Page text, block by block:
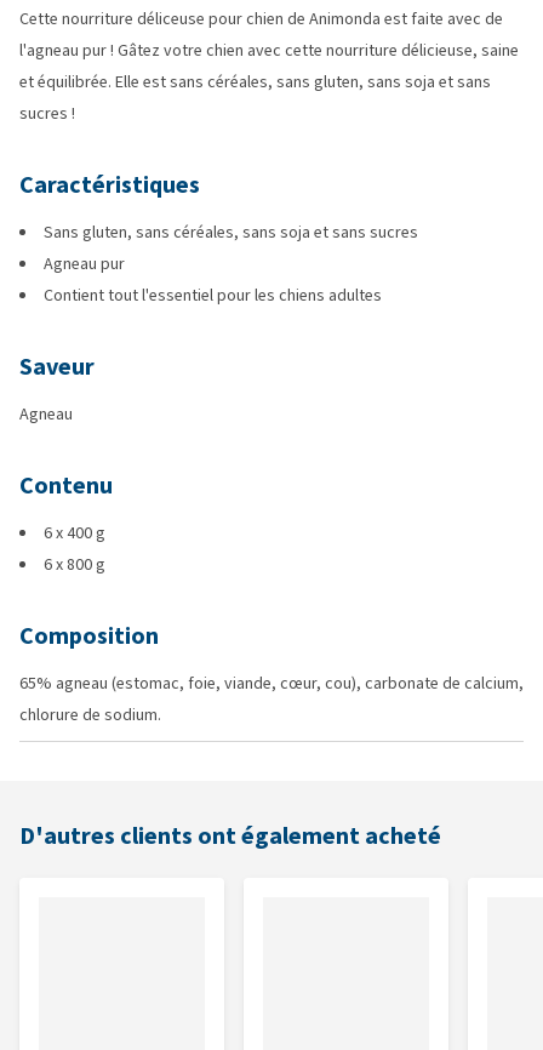
Cette nourriture déliceuse pour chien de Animonda est faite avec de
l'agneau pur ! Gâtez votre chien avec cette nourriture délicieuse, saine
et équilibrée. Elle est sans céréales, sans gluten, sans soja et sans
sucres !
Caractéristiques
Sans gluten, sans céréales, sans soja et sans sucres
Agneau pur
Contient tout l'essentiel pour les chiens adultes
Saveur
Agneau
Contenu
6 x 400 g
6 x 800 g
Composition
65% agneau (estomac, foie, viande, cœur, cou), carbonate de calcium,
chlorure de sodium.
D'autres clients ont également acheté